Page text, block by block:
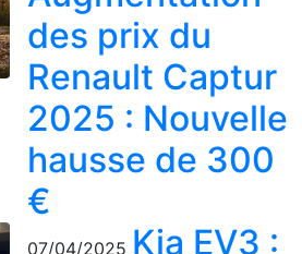
des prix du
Renault Captur
2025 : Nouvelle
hausse de 300
€
07/04/2025 Kia EV3 :